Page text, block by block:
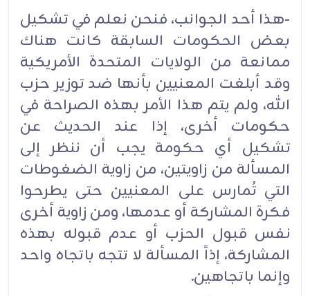
-هذا أحد الجوانب، فنحن نعلم في تشكيل
بعض الحكومات السابقة كانت هناك
ممانعة من الولايات المتحدة الأمريكية
وقد أبلغت المعنيين بأنها ضد توزير حزب
الله، ولم يتم هذا الأمر بهذه الصراحة في
حكومات أخرى، إذا عند الحديث عن
تشكيل أي حكومة يجب أن ننظر إلى
المسألة من زاويتين، من زاوية الضغوطات
التي تُمارس على المعنيين حتى يطرحوا
فكرة المشاركة أو عدمها، ومن زاوية أخرى
نفس قبول الحزب أو عدم قبوله بهذه
المشاركة، إذاً المسألة لا تتجه باتجاه واحد
وإنما باتجاهين.‏